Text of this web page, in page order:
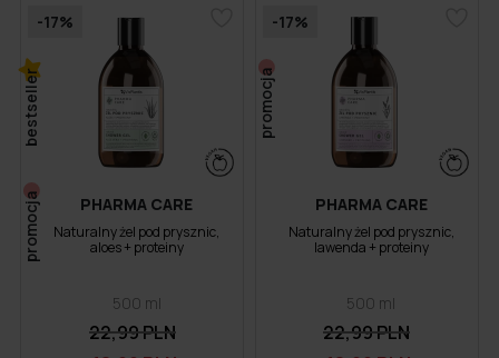
-17%
promocja
bestseller
PHARMA CARE
Naturalny żel pod prysznic,
aloes + proteiny
500 ml
22,99 PLN
-17%
promocja
PHARMA CARE
Naturalny żel pod prysznic,
lawenda + proteiny
500 ml
22,99 PLN